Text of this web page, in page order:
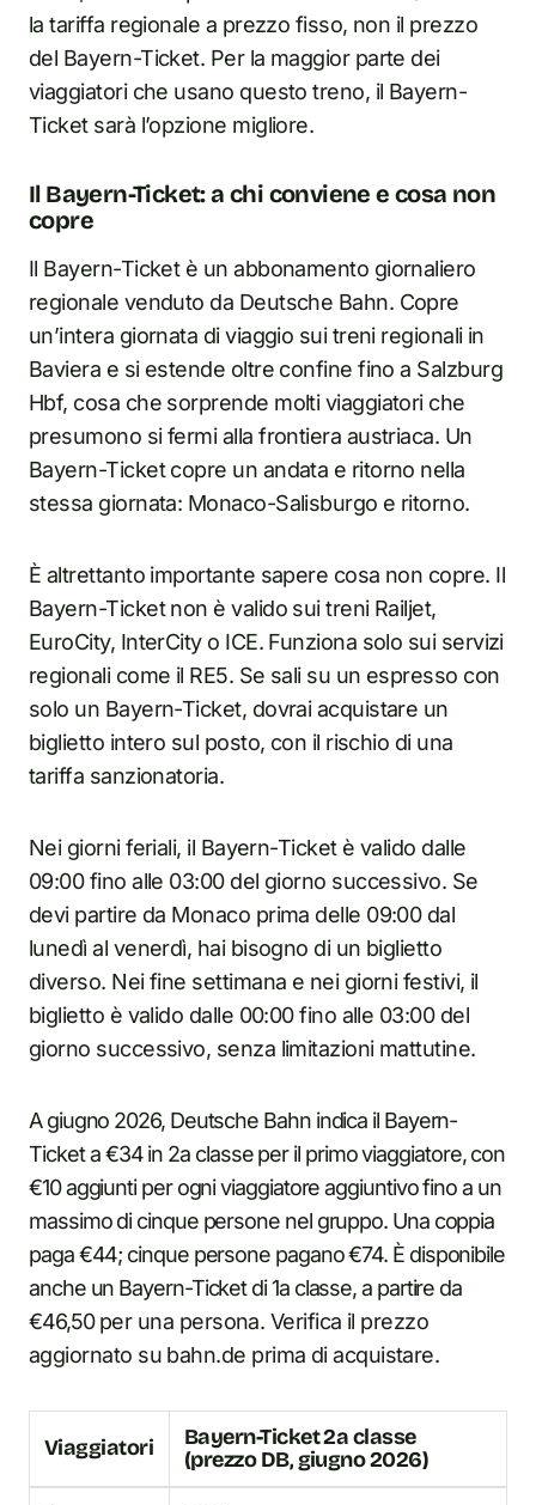
la tariffa regionale a prezzo fisso, non il prezzo
del Bayern-Ticket. Per la maggior parte dei
viaggiatori che usano questo treno, il Bayern-
Ticket sarà l’opzione migliore.
Il Bayern-Ticket: a chi conviene e cosa non
copre
Il Bayern-Ticket è un abbonamento giornaliero
regionale venduto da Deutsche Bahn. Copre
un’intera giornata di viaggio sui treni regionali in
Baviera e si estende oltre confine fino a Salzburg
Hbf, cosa che sorprende molti viaggiatori che
presumono si fermi alla frontiera austriaca. Un
Bayern-Ticket copre un andata e ritorno nella
stessa giornata: Monaco-Salisburgo e ritorno.
È altrettanto importante sapere cosa non copre. Il
Bayern-Ticket non è valido sui treni Railjet,
EuroCity, InterCity o ICE. Funziona solo sui servizi
regionali come il RE5. Se sali su un espresso con
solo un Bayern-Ticket, dovrai acquistare un
biglietto intero sul posto, con il rischio di una
tariffa sanzionatoria.
Nei giorni feriali, il Bayern-Ticket è valido dalle
09:00 fino alle 03:00 del giorno successivo. Se
devi partire da Monaco prima delle 09:00 dal
lunedì al venerdì, hai bisogno di un biglietto
diverso. Nei fine settimana e nei giorni festivi, il
biglietto è valido dalle 00:00 fino alle 03:00 del
giorno successivo, senza limitazioni mattutine.
A giugno 2026, Deutsche Bahn indica il Bayern-
Ticket a €34 in 2a classe per il primo viaggiatore, con
€10 aggiunti per ogni viaggiatore aggiuntivo fino a un
massimo di cinque persone nel gruppo. Una coppia
paga €44; cinque persone pagano €74. È disponibile
anche un Bayern-Ticket di 1a classe, a partire da
€46,50 per una persona. Verifica il prezzo
aggiornato su bahn.de prima di acquistare.
Viaggiatori
Bayern-Ticket 2a classe
(prezzo DB, giugno 2026)